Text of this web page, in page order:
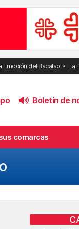
Emoción del Bacalao La
Boletín de
comarcas